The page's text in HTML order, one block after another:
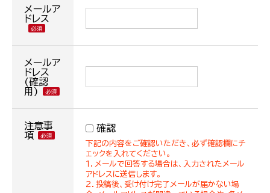
メールア
ドレス
メールア
ドレス
(確認
用)
注意事
項
確認
下記の内容をご確認いただき、必ず確認欄にチ
ェックを入れてください。
１．メールで回答する場合は、入力されたメール
アドレスに送信します。
２．投稿後、受け付け完了メールが届かない場